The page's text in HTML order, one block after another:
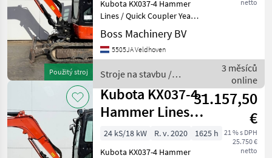
Použitý stroj
netto
Kubota KX037-4 Hammer
Lines / Quick Coupler Year:
2020 Reference number:
BM007578 Hours: 2.275
Type KX037-4 Location
Certificate: CE Availab
Boss Machinery BV
5505JA Veldhoven
Stroje na stavbu /
Kubota
3 měsíců
online
Kubota KX037-4 -
Hammer Lines /
Quick Coupler
31.157,50
€
21 % s DPH
25.750 €
netto
24 kS/18 kW R. v. 2020
1625 h
Kubota KX037-4 Hammer